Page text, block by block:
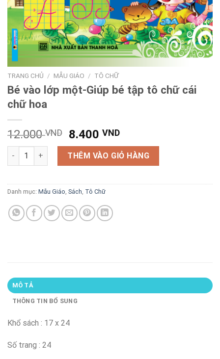
TRANG CHỦ / MẪU GIÁO / TÔ CHỮ
Bé vào lớp một-Giúp bé tập tô chữ cái
chữ hoa
12.000VND
Giá
gốc
là:
12.000 VND.
8.400VNDGiá
hiện
tại
là:
8.400 VND.
Bé vào lớp một-Giúp bé tập tô chữ cái chữ hoa số lượng
THÊM VÀO GIỎ HÀNG
Danh mục: Mẫu Giáo Sách Tô Chữ
MÔ TẢ
THÔNG TIN BỔ SUNG
Khổ sách : 17 x 24
Số trang : 24